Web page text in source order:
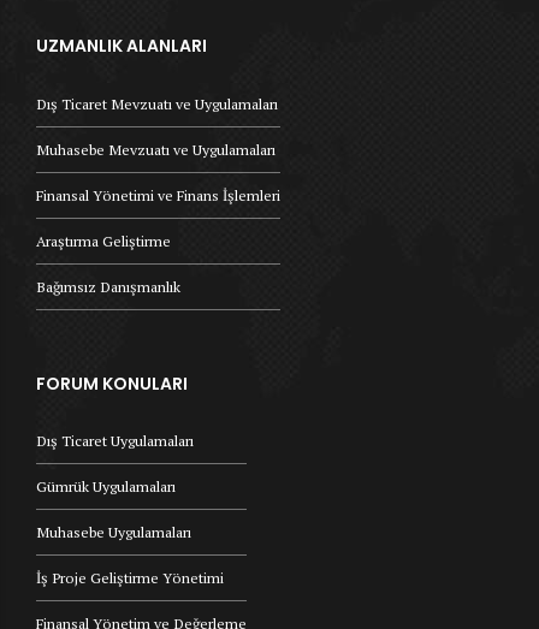
UZMANLIK ALANLARI
Dış Ticaret Mevzuatı ve Uygulamaları
Muhasebe Mevzuatı ve Uygulamaları
Finansal Yönetimi ve Finans İşlemleri
Araştırma Geliştirme
Bağımsız Danışmanlık
FORUM KONULARI
Dış Ticaret Uygulamaları
Gümrük Uygulamaları
Muhasebe Uygulamaları
İş Proje Geliştirme Yönetimi
Finansal Yönetim ve Değerleme